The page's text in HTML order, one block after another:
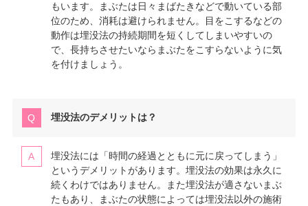
もいます。まぶたは日々まばたきなどで動いている部
位のため、消耗は避けられません。目をこするなどの
動作は埋没法の持続期間を短くしてしまいやすいの
で、長持ちさせたいならまぶたをこすらないように気
を付けましょう。
埋没法のデメリットは？
埋没法には「時間の経過とともに元に戻ってしまう」
というデメリットがあります。埋没法の効果は永久に
続くわけではありません。また埋没法が適さないまぶ
たもあり、まぶたの状態によっては埋没法以外の施術